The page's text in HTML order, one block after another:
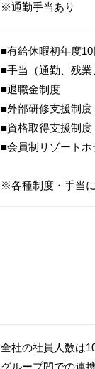
※通勤手当あり
■有給休暇初年度
■手当（通勤、残業
■退職金制度
■外部研修支援制度
■資格取得支援制度
■会員制リゾートホ
※各種制度・手当
全社の社員人数は
グループ間での連